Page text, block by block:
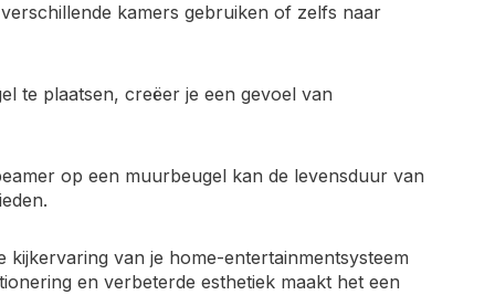
kamers gebruiken of zelfs naar
te plaatsen, creëer je een gevoel van
op een muurbeugel kan de levensduur van
kijkervaring van je home-entertainmentsysteem
en verbeterde esthetiek maakt het een